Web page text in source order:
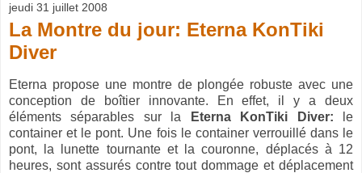
jeudi 31 juillet 2008
La Montre du jour: Eterna KonTiki
Diver
Eterna propose une montre de plongée robuste avec une
conception de boîtier innovante. En effet, il y a deux
éléments séparables sur la
Eterna KonTiki Diver: le
container et le pont. Une fois le container verrouillé dans le
pont, la lunette tournante et la couronne, déplacés à 12
heures, sont assurés contre tout dommage et déplacement